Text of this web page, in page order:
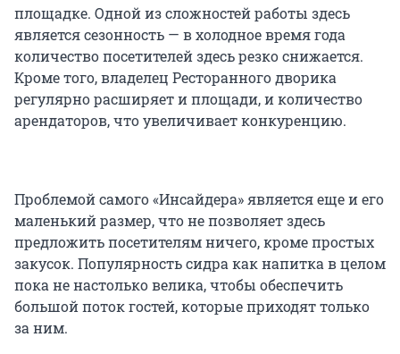
площадке. Одной из сложностей работы здесь
является сезонность — в холодное время года
количество посетителей здесь резко снижается.
Кроме того, владелец Ресторанного дворика
регулярно расширяет и площади, и количество
арендаторов, что увеличивает конкуренцию.
Проблемой самого «Инсайдера» является еще и его
маленький размер, что не позволяет здесь
предложить посетителям ничего, кроме простых
закусок. Популярность сидра как напитка в целом
пока не настолько велика, чтобы обеспечить
большой поток гостей, которые приходят только
за ним.